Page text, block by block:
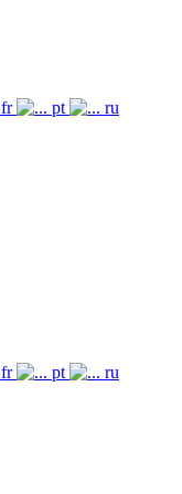
fr pt ru
fr pt ru